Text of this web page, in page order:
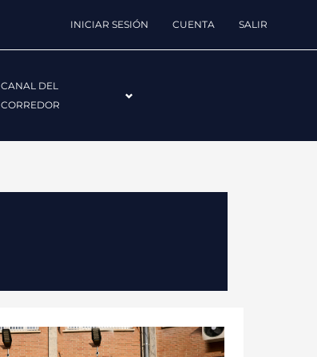
INICIAR SESIÓN CUENTA SALIR
CANAL DEL
CORREDOR